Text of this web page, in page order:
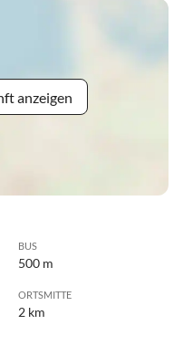
anzeigen
BUS
500 m
ORTSMITTE
2 km